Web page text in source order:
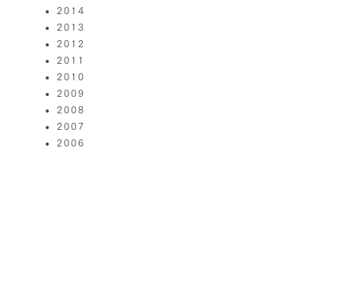
2014
2013
2012
2011
2010
2009
2008
2007
2006